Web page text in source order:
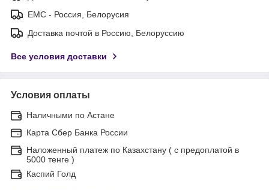
ЕМС - Россия, Белорусия
Доставка почтой в Россию, Белоруссию
Все условия доставки
Условия оплаты
Наличными по Астане
Карта Сбер Банка России
Наложенный платеж по Казахстану ( с предоплатой в
5000 тенге )
Каспий Голд